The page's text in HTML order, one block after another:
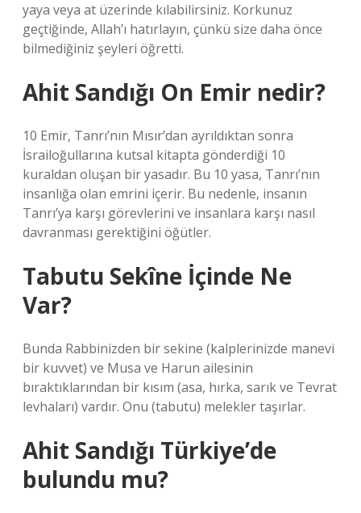
yaya veya at üzerinde kılabilirsiniz. Korkunuz
geçtiğinde, Allah’ı hatırlayın, çünkü size daha önce
bilmediğiniz şeyleri öğretti.
Ahit Sandığı On Emir nedir?
10 Emir, Tanrı’nın Mısır’dan ayrıldıktan sonra
İsrailoğullarına kutsal kitapta gönderdiği 10
kuraldan oluşan bir yasadır. Bu 10 yasa, Tanrı’nın
insanlığa olan emrini içerir. Bu nedenle, insanın
Tanrı’ya karşı görevlerini ve insanlara karşı nasıl
davranması gerektiğini öğütler.
Tabutu Sekîne İçinde Ne
Var?
Bunda Rabbinizden bir sekine (kalplerinizde manevi
bir kuvvet) ve Musa ve Harun ailesinin
bıraktıklarından bir kısım (asa, hırka, sarık ve Tevrat
levhaları) vardır. Onu (tabutu) melekler taşırlar.
Ahit Sandığı Türkiye’de
bulundu mu?